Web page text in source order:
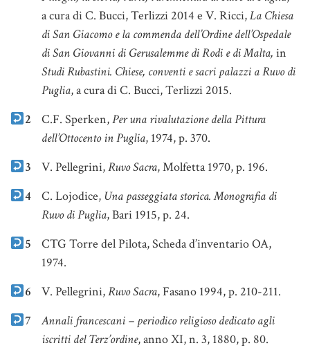
a cura di C. Bucci, Terlizzi 2014 e V. Ricci,La Chiesa
di San Giacomo e la commenda dell’Ordine dell’Ospedale
di San Giovanni di Gerusalemme di Rodi e di Malta, in
Studi Rubastini. Chiese, conventi e sacri palazzi a Ruvo di
Puglia, a cura di C. Bucci, Terlizzi 2015.
2
C.F. Sperken,Per una rivalutazione della Pittura
dell’Ottocento in Puglia, 1974, p. 370.
3
V. Pellegrini,Ruvo Sacra, Molfetta 1970, p. 196.
4
C. Lojodice, Una passeggiata storica. Monografia di
Ruvo di Puglia, Bari 1915, p. 24.
5
CTG Torre del Pilota, Scheda d’inventario OA,
1974.
6
V. Pellegrini,Ruvo Sacra, Fasano 1994, p. 210-211.
7
Annali francescani – periodico religioso dedicato agli
iscritti del Terz’ordine, anno XI, n. 3, 1880, p. 80.